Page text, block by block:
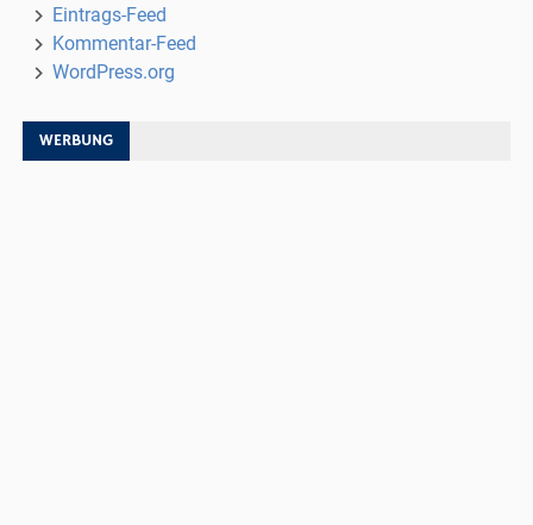
Eintrags-Feed
Kommentar-Feed
WordPress.org
WERBUNG